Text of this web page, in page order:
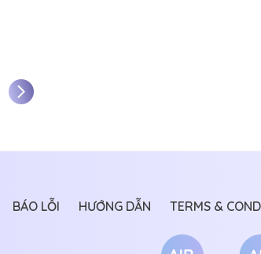
BÁO LỖI HƯỚNG DẪN TERMS &